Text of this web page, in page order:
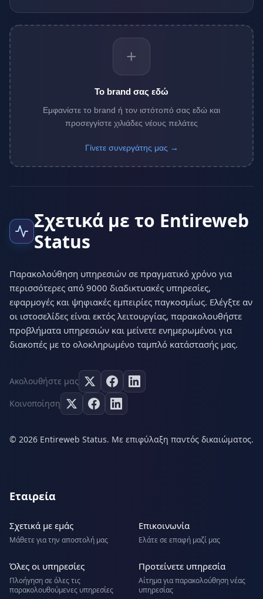
+
Το brand σας εδώ
Εμφανίστε το brand ή τον ιστότοπό σας εδώ και
προσεγγίστε χιλιάδες νέους πελάτες
Γίνετε συνεργάτης μας →
Σχετικά με το Entireweb
Status
Παρακολούθηση υπηρεσιών σε πραγματικό χρόνο για
περισσότερες από 9000 διαδικτυακές υπηρεσίες,
εφαρμογές και ψηφιακές εμπειρίες παγκοσμίως. Ελέγξτε αν
οι ιστοσελίδες είναι εκτός λειτουργίας, παρακολουθήστε
προβλήματα υπηρεσιών και μείνετε ενημερωμένοι για
διακοπές με το ολοκληρωμένο ταμπλό κατάστασής μας.
Ακολουθήστε μας
Κοινοποίηση
© 2026 Entireweb Status. Με επιφύλαξη παντός δικαιώματος.
Εταιρεία
Σχετικά με εμάς
Μάθετε για την αποστολή μας
Επικοινωνία
Ελάτε σε επαφή μαζί μας
Όλες οι υπηρεσίες
Πλοήγηση σε όλες τις
παρακολουθούμενες υπηρεσίες
Προτείνετε υπηρεσία
Αίτημα για παρακολούθηση νέας
υπηρεσίας